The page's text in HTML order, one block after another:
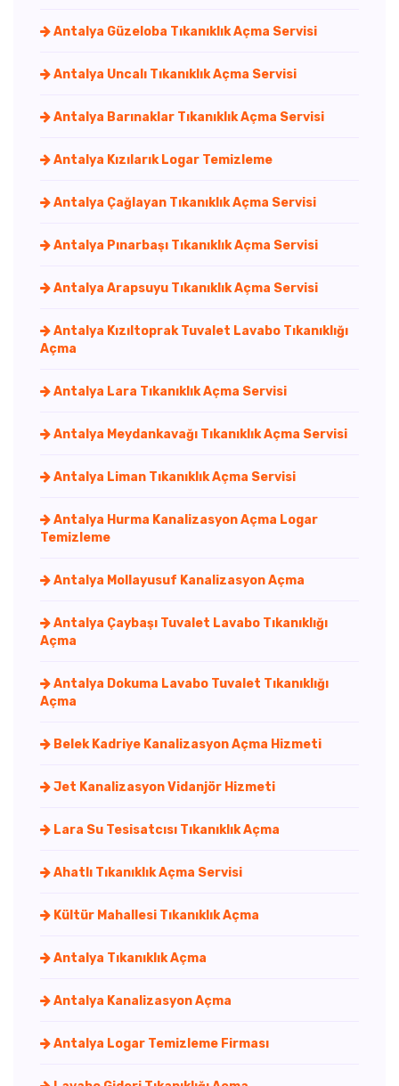
Antalya Güzeloba Tıkanıklık Açma Servisi
Antalya Uncalı Tıkanıklık Açma Servisi
Antalya Barınaklar Tıkanıklık Açma Servisi
Antalya Kızılarık Logar Temizleme
Antalya Çağlayan Tıkanıklık Açma Servisi
Antalya Pınarbaşı Tıkanıklık Açma Servisi
Antalya Arapsuyu Tıkanıklık Açma Servisi
Antalya Kızıltoprak Tuvalet Lavabo Tıkanıklığı
Açma
Antalya Lara Tıkanıklık Açma Servisi
Antalya Meydankavağı Tıkanıklık Açma Servisi
Antalya Liman Tıkanıklık Açma Servisi
Antalya Hurma Kanalizasyon Açma Logar
Temizleme
Antalya Mollayusuf Kanalizasyon Açma
Antalya Çaybaşı Tuvalet Lavabo Tıkanıklığı
Açma
Antalya Dokuma Lavabo Tuvalet Tıkanıklığı
Açma
Belek Kadriye Kanalizasyon Açma Hizmeti
Jet Kanalizasyon Vidanjör Hizmeti
Lara Su Tesisatcısı Tıkanıklık Açma
Ahatlı Tıkanıklık Açma Servisi
Kültür Mahallesi Tıkanıklık Açma
Antalya Tıkanıklık Açma
Antalya Kanalizasyon Açma
Antalya Logar Temizleme Firması